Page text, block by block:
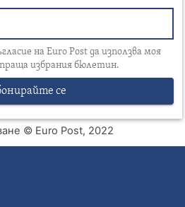
на Euro Post да използва моя
избрания бюлетин.
се
© Euro Post, 2022